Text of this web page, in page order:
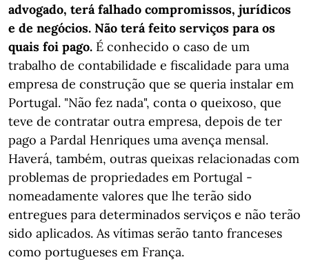
advogado, terá falhado compromissos, jurídicos
e de negócios. Não terá feito serviços para os
quais foi pago. É conhecido o caso de um
trabalho de contabilidade e fiscalidade para uma
empresa de construção que se queria instalar em
Portugal. "Não fez nada", conta o queixoso, que
teve de contratar outra empresa, depois de ter
pago a Pardal Henriques uma avença mensal.
Haverá, também, outras queixas relacionadas com
problemas de propriedades em Portugal -
nomeadamente valores que lhe terão sido
entregues para determinados serviços e não terão
sido aplicados. As vítimas serão tanto franceses
como portugueses em França.